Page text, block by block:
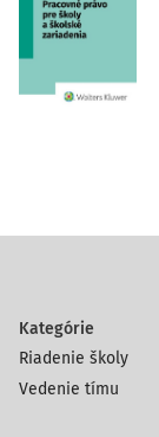
Kategórie
Riadenie školy
Vedenie tímu